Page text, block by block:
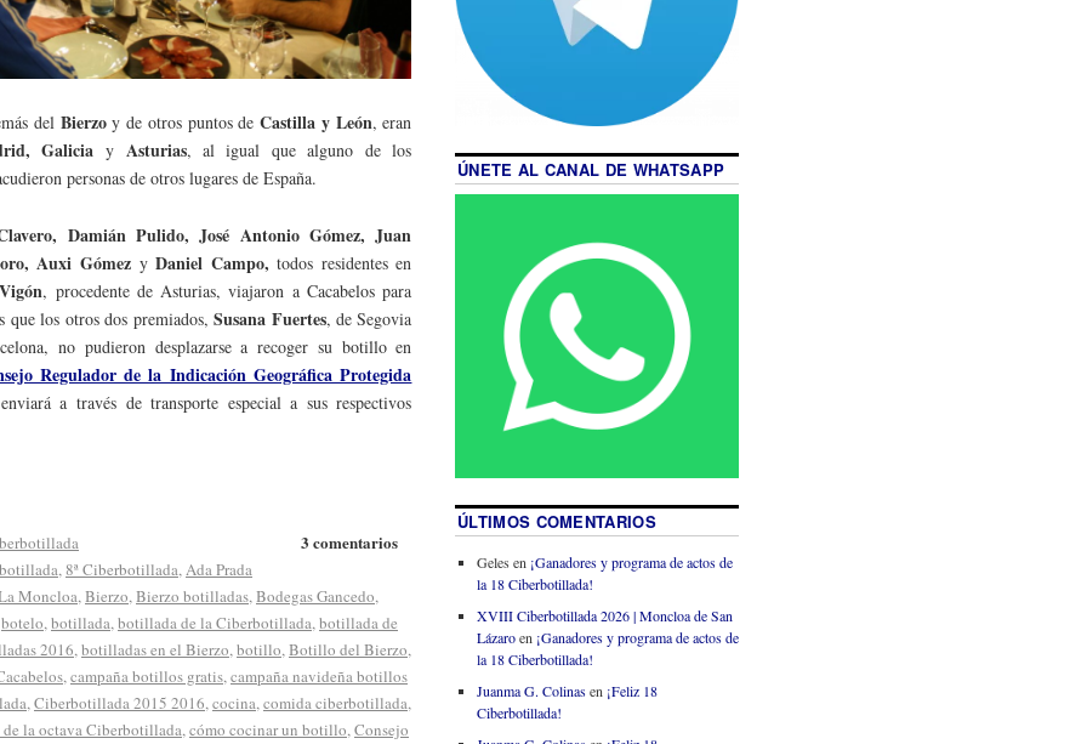
del Bierzoy de otros puntos deCastilla y León, eran
Galicia y Asturias, al igual que alguno de los
personas de otros lugares de España.
Damián Pulido, José Antonio Gómez, Juan
Auxi Gómez yDaniel Campo,todos residentes en
, procedente de Asturias, viajaron a Cacabelos para
que los otros dos premiados,Susana Fuertes, de Segovia
no pudieron desplazarse a recoger su botillo en
Regulador de la Indicación Geográfica Protegida
a través de transporte especial a sus respectivos
3 comentarios
, 8ª Ciberbotillada,Ada Prada
Moncloa,Bierzo,Bierzo botilladas,Bodegas Gancedo,
botelo,botillada,botillada de la Ciberbotillada,botillada de
2016,botilladas en el Bierzo,botillo,Botillo del Bierzo,
,campaña botillos gratis,campaña navideña botillos
,Ciberbotillada 2015 2016,cocina,comida ciberbotillada,
de la octava Ciberbotillada,cómo cocinar un botillo,Consejo
ÚNETE AL CANAL DE WHATSAPP
ÚLTIMOS COMENTARIOS
Geles en ¡Ganadores y programa de actos de
la 18 Ciberbotillada!
XVIII Ciberbotillada 2026 | Moncloa de San
Lázaroen ¡Ganadores y programa de actos de
la 18 Ciberbotillada!
Juanma G. Colinasen ¡Feliz 18
Ciberbotillada!